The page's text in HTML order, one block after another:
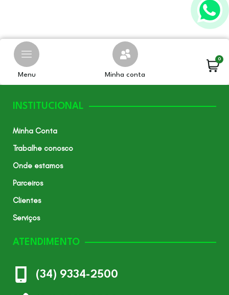
Menu Minha conta
0
INSTITUCIONAL
Minha Conta
Trabalhe conosco
Onde estamos
Parceiros
Clientes
Serviços
ATENDIMENTO
(34) 9334-2500